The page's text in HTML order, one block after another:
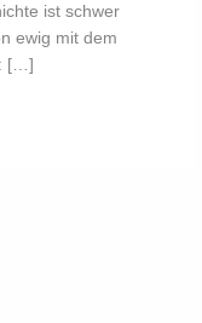
ist schwer
ewig mit dem
[…]